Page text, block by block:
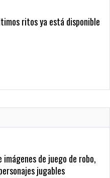
ritos ya está disponible
su racha de
de juego de robo,
jugables